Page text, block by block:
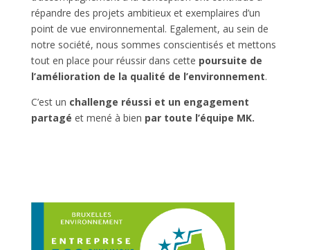
répandre des projets ambitieux et exemplaires d’un
point de vue environnemental. Egalement, au sein de
notre société, nous sommes conscientisés et mettons
tout en place pour réussir dans cette poursuite de
l’amélioration de la qualité de l’environnement.
C’est un challenge réussi et un engagement
partagé et mené à bien par toute l’équipe MK.